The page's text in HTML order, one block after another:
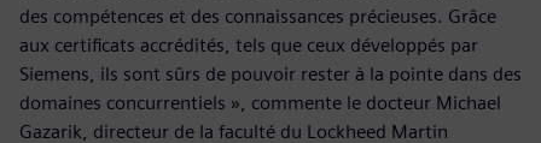
des compétences et des connaissances précieuses. Grâce
aux certificats accrédités, tels que ceux développés par
Siemens, ils sont sûrs de pouvoir rester à la pointe dans des
domaines concurrentiels », commente le docteur Michael
Gazarik, directeur de la faculté du Lockheed Martin